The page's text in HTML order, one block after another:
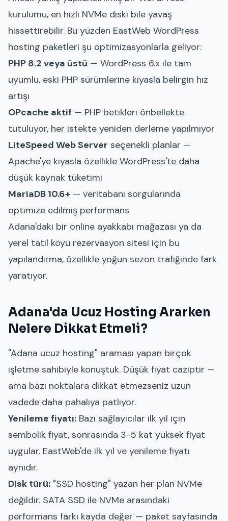
kurulumu, en hızlı NVMe diski bile yavaş
hissettirebilir. Bu yüzden EastWeb WordPress
hosting paketleri şu optimizasyonlarla geliyor:
PHP 8.2 veya üstü — WordPress 6.x ile tam
uyumlu, eski PHP sürümlerine kıyasla belirgin hız
artışı
OPcache aktif — PHP betikleri önbellekte
tutuluyor, her istekte yeniden derleme yapılmıyor
LiteSpeed Web Server seçenekli planlar —
Apache'ye kıyasla özellikle WordPress'te daha
düşük kaynak tüketimi
MariaDB 10.6+ — veritabanı sorgularında
optimize edilmiş performans
Adana'daki bir online ayakkabı mağazası ya da
yerel tatil köyü rezervasyon sitesi için bu
yapılandırma, özellikle yoğun sezon trafiğinde fark
yaratıyor.
Adana'da Ucuz Hosting Ararken
Nelere Dikkat Etmeli?
"Adana ucuz hosting" araması yapan birçok
işletme sahibiyle konuştuk. Düşük fiyat caziptir —
ama bazı noktalara dikkat etmezseniz uzun
vadede daha pahalıya patlıyor.
Yenileme fiyatı: Bazı sağlayıcılar ilk yıl için
sembolik fiyat, sonrasında 3-5 kat yüksek fiyat
uygular. EastWeb'de ilk yıl ve yenileme fiyatı
aynıdır.
Disk türü: "SSD hosting" yazan her plan NVMe
değildir. SATA SSD ile NVMe arasındaki
performans farkı kayda değer — paket sayfasında